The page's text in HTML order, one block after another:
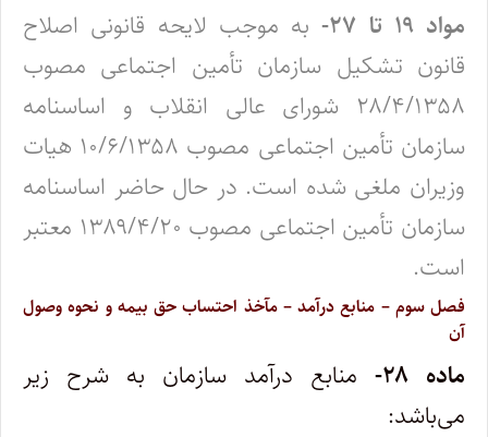
مواد ۱۹ تا ۲۷-
به موجب لایحه قانونی اصلاح
قانون تشکیل سازمان تأمین اجتماعی مصوب
۲۸/۴/۱۳۵۸ شورای عالی انقلاب و اساسنامه
سازمان تأمین اجتماعی مصوب ۱۰/۶/۱۳۵۸ هیات
وزیران ملغی شده است. در حال حاضر اساسنامه
سازمان تأمین اجتماعی مصوب ۱۳۸۹/۴/۲۰ معتبر
است.
فصل سوم – منابع درآمد – مآخذ احتساب حق بیمه و نحوه وصول
آن
ماده ۲۸-
منابع درآمد سازمان به شرح زیر
می‌باشد: